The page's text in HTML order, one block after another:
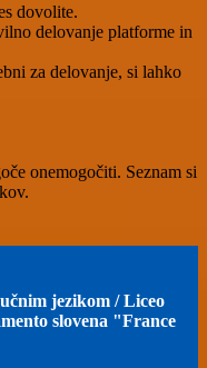
dovolite.
delovanje platforme in
za delovanje, si lahko
onemogočiti. Seznam si
jezikom / Liceo
slovena "France